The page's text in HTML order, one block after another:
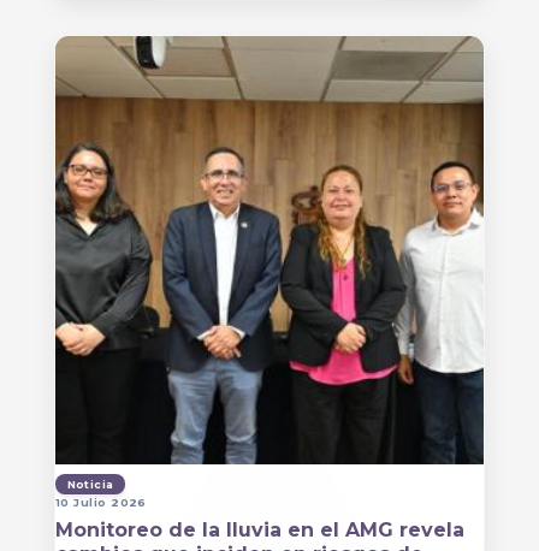
Noticia
10 Julio 2026
Monitoreo de la lluvia en el AMG revela